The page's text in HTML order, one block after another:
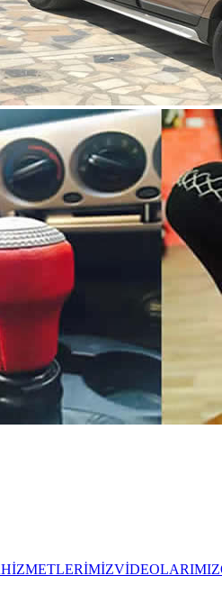
HİZMETLERİMİZVİDEOLARIMIZ